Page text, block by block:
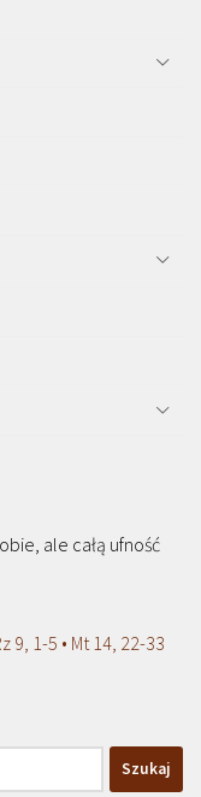
ale całą ufność
9, 1-5 • Mt 14, 22-33